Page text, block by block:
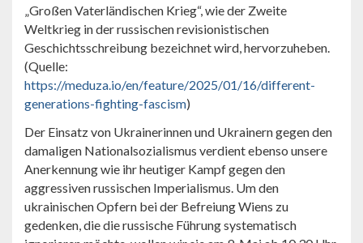
„Großen Vaterländischen Krieg“, wie der Zweite
Weltkrieg in der russischen revisionistischen
Geschichtsschreibung bezeichnet wird, hervorzuheben.
(Quelle:
https://meduza.io/en/feature/2025/01/16/different-
generations-fighting-fascism)
Der Einsatz von Ukrainerinnen und Ukrainern gegen den
damaligen Nationalsozialismus verdient ebenso unsere
Anerkennung wie ihr heutiger Kampf gegen den
aggressiven russischen Imperialismus. Um den
ukrainischen Opfern bei der Befreiung Wiens zu
gedenken, die die russische Führung systematisch